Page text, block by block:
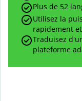
Plus de 52
Utilisez la
rapidement
Traduisez
plateforme